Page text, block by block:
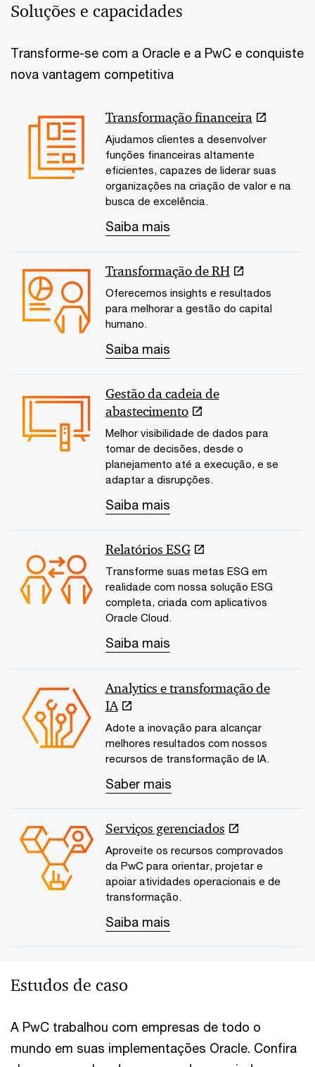
Soluções e capacidades
Transforme-se com a Oracle e a PwC e conquiste
nova vantagem competitiva
Transformação financeira
Ajudamos clientes a desenvolver
funções financeiras altamente
eficientes, capazes de liderar suas
organizações na criação de valor e na
busca de excelência.
Saiba mais
Transformação de RH
Oferecemos insights e resultados
para melhorar a gestão do capital
humano.
Saiba mais
Gestão da cadeia de
abastecimento
Melhor visibilidade de dados para
tomar de decisões, desde o
planejamento até a execução, e se
adaptar a disrupções.
Saiba mais
Relatórios ESG
Transforme suas metas ESG em
realidade com nossa solução ESG
completa, criada com aplicativos
Oracle Cloud.
Saiba mais
Analytics e transformação de
IA
Adote a inovação para alcançar
melhores resultados com nossos
recursos de transformação de IA.
Saber mais
Serviços gerenciados
Aproveite os recursos comprovados
da PwC para orientar, projetar e
apoiar atividades operacionais e de
transformação.
Saiba mais
Estudos de caso
A PwC trabalhou com empresas de todo o
mundo em suas implementações Oracle. Confira